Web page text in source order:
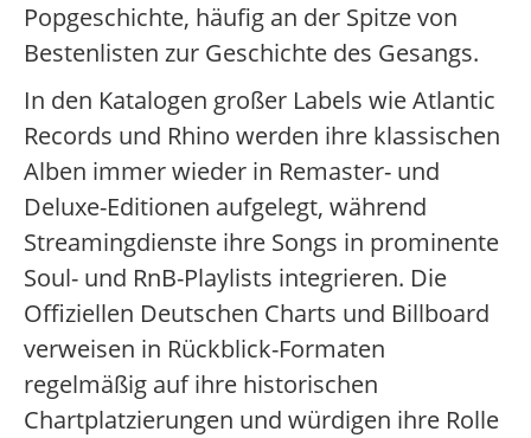
Popgeschichte, häufig an der Spitze von
Bestenlisten zur Geschichte des Gesangs.
In den Katalogen großer Labels wie Atlantic
Records und Rhino werden ihre klassischen
Alben immer wieder in Remaster- und
Deluxe-Editionen aufgelegt, während
Streamingdienste ihre Songs in prominente
Soul- und RnB-Playlists integrieren. Die
Offiziellen Deutschen Charts und Billboard
verweisen in Rückblick-Formaten
regelmäßig auf ihre historischen
Chartplatzierungen und würdigen ihre Rolle